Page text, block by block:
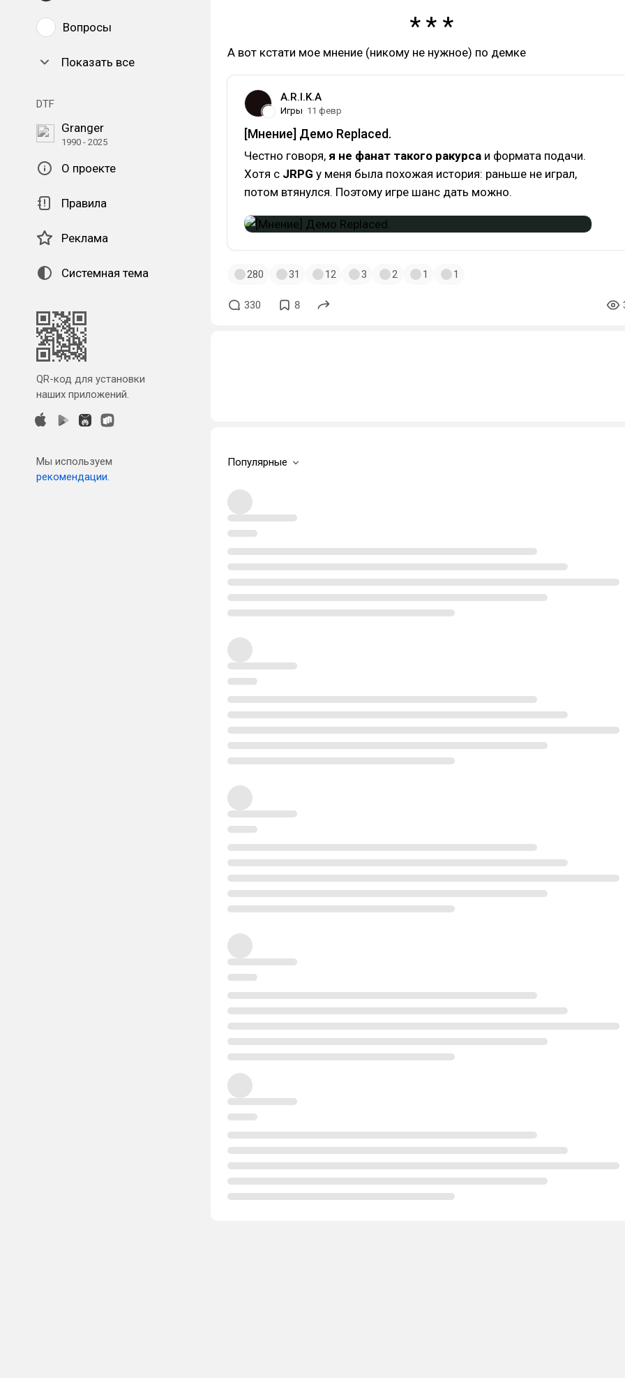
Вопросы
Показать все
DTF
Granger
1990 - 2025
О проекте
Правила
Реклама
Системная тема
QR-код для установки
наших приложений.
Мы используем
рекомендации.
А вот кстати мое мнение (никому не нужное) по демке
A.R.I.K.A
Игры 11 февр
[Мнение] Демо Replaced.
Честно говоря, я не фанат такого ракурса и формата подачи.
Хотя с JRPG у меня была похожая история: раньше не играл,
потом втянулся. Поэтому игре шанс дать можно.
280 31 12 3 2 1 1
330 8
Популярные